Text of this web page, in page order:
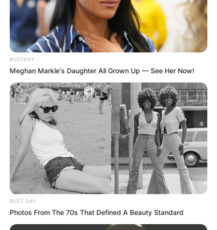
BUZZDAY
Meghan Markle's Daughter All Grown Up — See Her Now!
BUZZ DAY
Photos From The 70s That Defined A Beauty Standard